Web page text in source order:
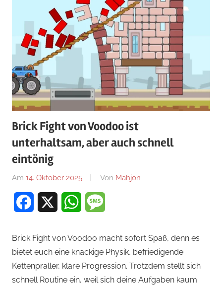
Brick Fight von Voodoo ist
unterhaltsam, aber auch schnell
eintönig
Am 14. Oktober 2025 Von Mahjon
Spiele,
Arcade-
Spiele
Facebook WhatsApp
Brick Fight von Voodoo macht sofort Spaß, denn es
bietet euch eine knackige Physik, befriedigende
Kettenpraller, klare Progression. Trotzdem stellt sich
schnell Routine ein, weil sich deine Aufgaben kaum